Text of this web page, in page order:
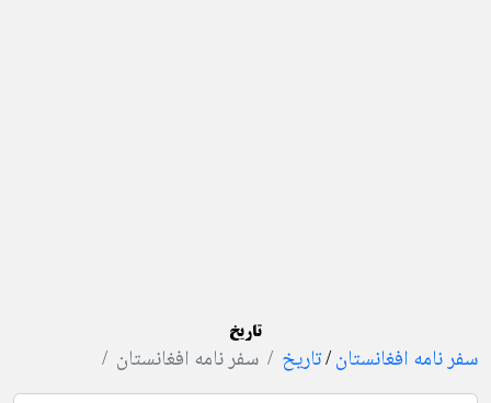
تاریخ
سفر نامه افغانستان/تاریخ سفر نامه افغانستان